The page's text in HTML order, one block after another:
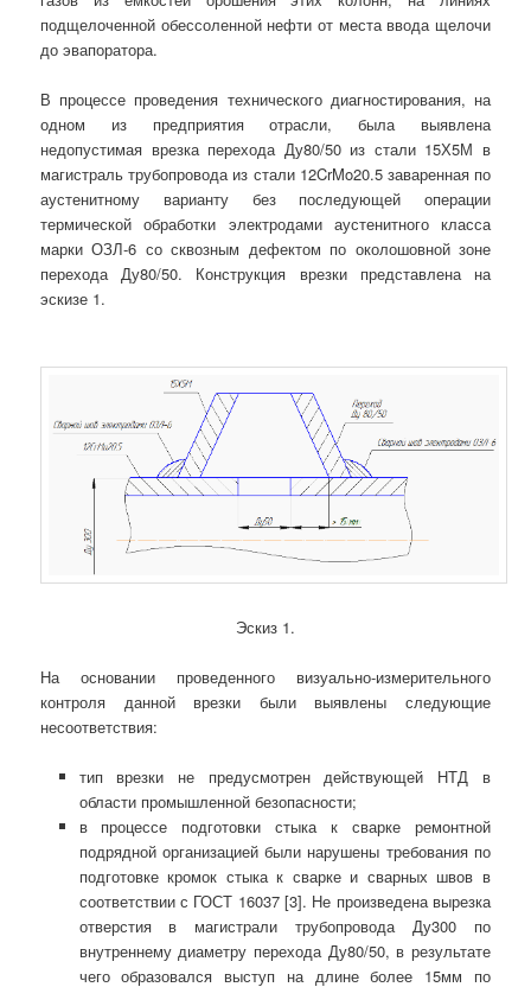
подщелоченной обессоленной нефти от места ввода щелочи
до эвапоратора.
В процессе проведения технического диагностирования, на
одном из предприятия отрасли, была выявлена
недопустимая врезка перехода Ду80/50 из стали 15Х5М в
магистраль трубопровода из стали 12CrMo20.5 заваренная по
аустенитному варианту без последующей операции
термической обработки электродами аустенитного класса
марки ОЗЛ-6 со сквозным дефектом по околошовной зоне
перехода Ду80/50. Конструкция врезки представлена на
эскизе 1.
Эскиз 1.
На основании проведенного визуально-измерительного
контроля данной врезки были выявлены следующие
несоответствия:
тип врезки не предусмотрен действующей НТД в
области промышленной безопасности;
в процессе подготовки стыка к сварке ремонтной
подрядной организацией были нарушены требования по
подготовке кромок стыка к сварке и сварных швов в
соответствии с ГОСТ 16037 [3]. Не произведена вырезка
отверстия в магистрали трубопровода Ду300 по
внутреннему диаметру перехода Ду80/50, в результате
чего образовался выступ на длине более 15мм по